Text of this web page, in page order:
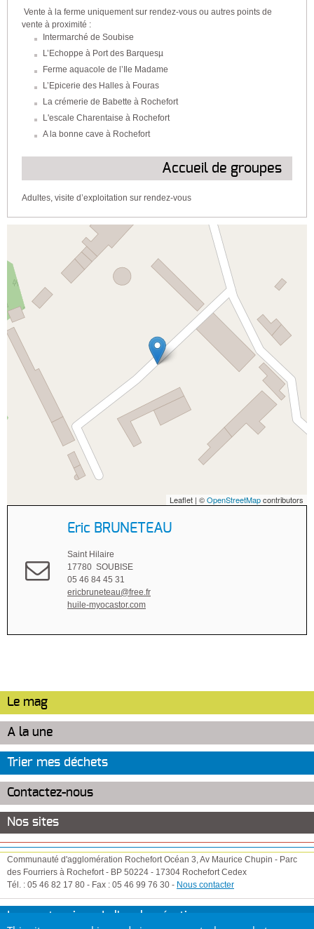
Vente à la ferme uniquement sur rendez-vous ou autres points de
vente à proximité :
Intermarché de Soubise
L’Echoppe à Port des Barquesµ
Ferme aquacole de l’Ile Madame
L’Epicerie des Halles à Fouras
La crémerie de Babette à Rochefort
L'escale Charentaise à Rochefort
A la bonne cave à Rochefort
Accueil de groupes
Adultes, visite d’exploitation sur rendez-vous
Leaflet | ©OpenStreetMapcontributors
Eric BRUNETEAU
Saint Hilaire
17780 SOUBISE
05 46 84 45 31
ericbruneteau@free.fr
huile-myocastor.com
Le mag
A la une
Trier mes déchets
Contactez-nous
Nos sites
Communauté d'agglomération Rochefort Océan 3, Av Maurice Chupin - Parc
des Fourriers à Rochefort- BP 50224 - 17304 Rochefort Cedex
Tél. : 05 46 82 17 80 - Fax : 05 46 99 76 30 - Nous contacter
Les partenaires de l'agglomération